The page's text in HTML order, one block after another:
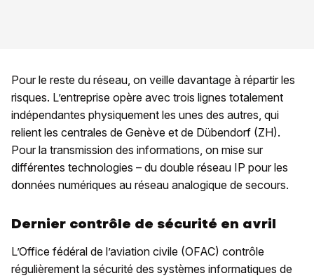
Pour le reste du réseau, on veille davantage à répartir les
risques. L’entreprise opère avec trois lignes totalement
indépendantes physiquement les unes des autres, qui
relient les centrales de Genève et de Dübendorf (ZH).
Pour la transmission des informations, on mise sur
différentes technologies – du double réseau IP pour les
données numériques au réseau analogique de secours.
Dernier contrôle de sécurité en avril
L’Office fédéral de l’aviation civile (OFAC) contrôle
régulièrement la sécurité des systèmes informatiques de